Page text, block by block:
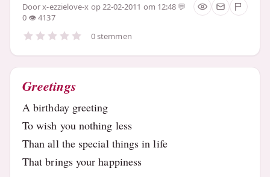
Doorx-ezzielove-x op 22-02-2011 om 12:48
0
4137
0 stemmen
Greetings
A birthday greeting
To wish you nothing less
Than all the special things in life
That brings your happiness